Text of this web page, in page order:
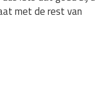
met de rest van